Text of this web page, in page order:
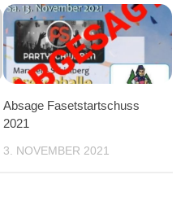
Absage Fasetstartschuss
2021
3. NOVEMBER 2021